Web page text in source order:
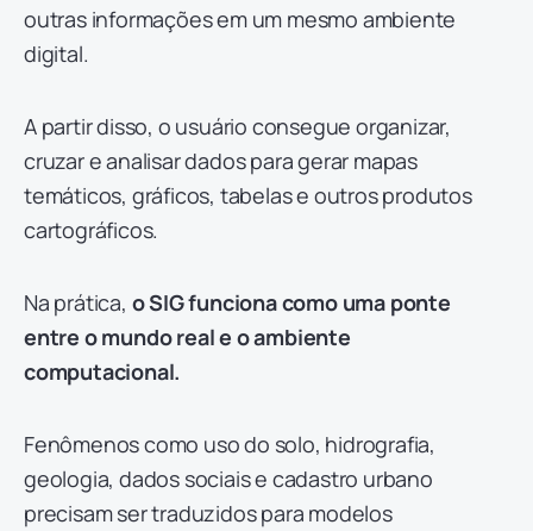
outras informações em um mesmo ambiente
digital.
A partir disso, o usuário consegue organizar,
cruzar e analisar dados para gerar mapas
temáticos, gráficos, tabelas e outros produtos
cartográficos.
Na prática, o SIG funciona como uma ponte
entre o mundo real e o ambiente
computacional.
Fenômenos como uso do solo, hidrografia,
geologia, dados sociais e cadastro urbano
precisam ser traduzidos para modelos